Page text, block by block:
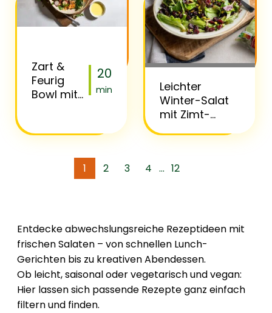
Zart &
Feurig
Bowl mit
Dressing
20
min
Leichter
Winter-Salat
mit Zimt-
1 2 3 4 ... 12
Entdecke abwechslungsreiche Rezeptideen mit
frischen Salaten – von schnellen Lunch-
Gerichten bis zu kreativen Abendessen.
Ob leicht, saisonal oder vegetarisch und vegan:
Hier lassen sich passende Rezepte ganz einfach
filtern und finden.